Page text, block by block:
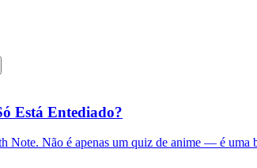
Está Entediado?
Note. Não é apenas um quiz de anime — é uma